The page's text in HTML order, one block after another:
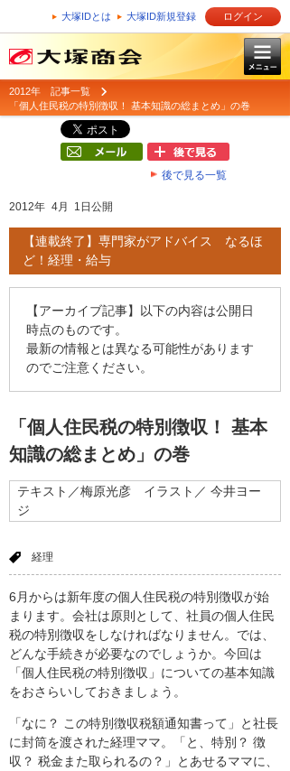
大塚IDとは 大塚ID新規登録 ログイン
2012年 記事一覧
「個人住民税の特別徴収！ 基本知識の総まとめ」の巻
後で見る一覧
2012年 4月 1日公開
【連載終了】専門家がアドバイス なるほ
ど！経理・給与
【アーカイブ記事】以下の内容は公開日
時点のものです。
最新の情報とは異なる可能性があります
のでご注意ください。
「個人住民税の特別徴収！ 基本
知識の総まとめ」の巻
テキスト／梅原光彦 イラスト／ 今井ヨー
ジ
経理
6月からは新年度の個人住民税の特別徴収が始
まります。会社は原則として、社員の個人住民
税の特別徴収をしなければなりません。では、
どんな手続きが必要なのでしょうか。今回は
「個人住民税の特別徴収」についての基本知識
をおさらいしておきましょう。
「なに？ この特別徴収税額通知書って」と社長
に封筒を渡された経理ママ。「と、特別？ 徴
収？ 税金また取られるの？」とあせるママに、